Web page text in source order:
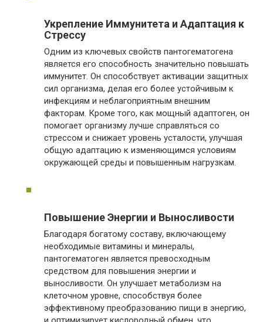
Укрепление Иммунитета и Адаптация к
Стрессу
Одним из ключевых свойств пантогематогена
является его способность значительно повышать
иммунитет. Он способствует активации защитных
сил организма, делая его более устойчивым к
инфекциям и неблагоприятным внешним
факторам. Кроме того, как мощный адаптоген, он
помогает организму лучше справляться со
стрессом и снижает уровень усталости, улучшая
общую адаптацию к изменяющимся условиям
окружающей среды и повышенным нагрузкам.
Повышение Энергии и Выносливости
Благодаря богатому составу, включающему
необходимые витамины и минералы,
пантогематоген является превосходным
средством для повышения энергии и
выносливости. Он улучшает метаболизм на
клеточном уровне, способствуя более
эффективному преобразованию пищи в энергию,